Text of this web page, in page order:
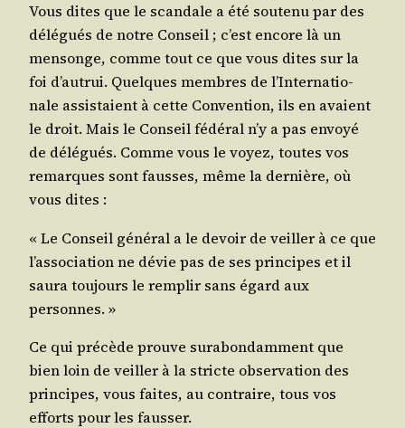
Vous dites que le scan­dale a été sou­te­nu par des
délé­gués de notre Conseil ; c’est encore là un
men­songe, comme tout ce que vous dites sur la
foi d’au­trui. Quelques membres de l’In­ter­na­tio­
nale assis­taient à cette Conven­tion, ils en avaient
le droit. Mais le Conseil fédé­ral n’y a pas envoyé
de délé­gués. Comme vous le voyez, toutes vos
remarques sont fausses, même la der­nière, où
vous dites :
« Le Conseil géné­ral a le devoir de veiller à ce que
l’as­so­cia­tion ne dévie pas de ses prin­cipes et il
sau­ra tou­jours le rem­plir sans égard aux
personnes. »
Ce qui pré­cède prouve sur­abon­dam­ment que
bien loin de veiller à la stricte obser­va­tion des
prin­cipes, vous faites, au contraire, tous vos
efforts pour les fausser.